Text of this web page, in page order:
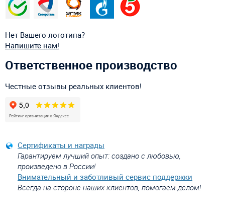
Нет Вашего логотипа?
Напишите нам!
Ответственное производство
Честные отзывы реальных клиентов!
Сертификаты и награды
Гарантируем лучший опыт: создано с любовью,
произведено в России!
Внимательный и заботливый сервис поддержки
Всегда на стороне наших клиентов, помогаем делом!